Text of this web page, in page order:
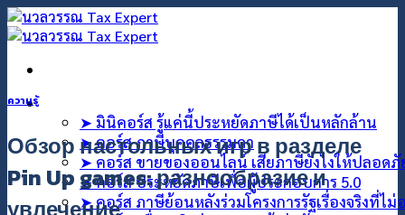
ข้าม
ไป
เนื้อหา
➤ มินิคอร์ส รู้แค่นี้ประหยัดภาษีได้เป็นหลักล้าน
➤ คอร์ส ภาษีบุคคลธรรมดา
➤ คอร์ส ขายของออนไลน์ เสียภาษียังไงให้ปลอดภั
➤ คอร์ส ประหยัดภาษีเพื่อผู้ประกอบการ 5.0
➤ คอร์ส ภาษีย้อนหลังร่วมโครงการรัฐเรื่องจริงที่ไม่
ความรู้
Обзор настольных игр в разделе
Pin Up games: разнообразие и